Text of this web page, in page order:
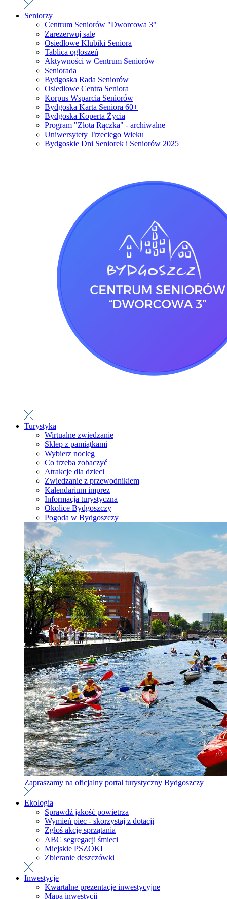
Seniorzy
Centrum Seniorów "Dworcowa 3"
Zarezerwuj salę
Osiedlowe Klubiki Seniora
Tablica ogłoszeń
Aktywności w Centrum Seniorów
Seniorada
Bydgoska Rada Seniorów
Osiedlowe Centra Seniora
Korpus Wsparcia Seniorów
Bydgoska Karta Seniora 60+
Bydgoska Koperta Życia
Program "Złota Rączka" - archiwalne
Uniwersytety Trzeciego Wieku
Bydgoskie Dni Seniorek i Seniorów 2025
Turystyka
Wirtualne zwiedzanie
Sklep z pamiątkami
Wybierz nocleg
Co trzeba zobaczyć
Atrakcje dla dzieci
Zwiedzanie z przewodnikiem
Kalendarium imprez
Informacja turystyczna
Okolice Bydgoszczy
Pogoda w Bydgoszczy
Zapraszamy na oficjalny portal turystyczny Bydgoszczy
Ekologia
Sprawdź jakość powietrza
Wymień piec - skorzystaj z dotacji
Zgłoś akcję sprzątania
ABC segregacji śmieci
Miejskie PSZOKI
Zbieranie deszczówki
Inwestycje
Kwartalne prezentacje inwestycyjne
Mapa inwestycji